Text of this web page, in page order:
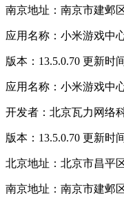
南京地址：南京市建邺
应用名称：小米游戏中
版本：13.5.0.70 更新时
应用名称：小米游戏中
开发者：北京瓦力网络
版本：13.5.0.70 更新时
北京地址：北京市昌平
南京地址：南京市建邺